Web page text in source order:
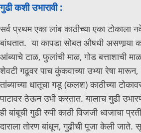
गुढी कशी उभारावी :
सर्व प्रथम एका लांब काठीच्या एका टोकाला
बांधतात. या कापडा सोबत औषधी असणार्‍या
आंब्याचे टाळ, फुलांची माळ, गोड बत्ताशाची
शेवटी गढूवर पाच कुंकवाच्या उभ्या रेषा
तांब्याच्या धातूचा गडू (कलश) काठीच्या
पाटावर ठेऊन उभी करतात. यालाच गुढी
ही बांबूची गुढी रुपी काठी विजजी ध्वजाचा
दाराला तोरण बांधून, गुढीची पूजा केली जाते.